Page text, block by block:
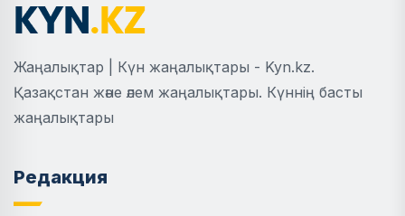
Жаңалықтар | Күн жаңалықтары - Kyn.kz.
Қазақстан және әлем жаңалықтары. Күннің басты
жаңалықтары
Редакция